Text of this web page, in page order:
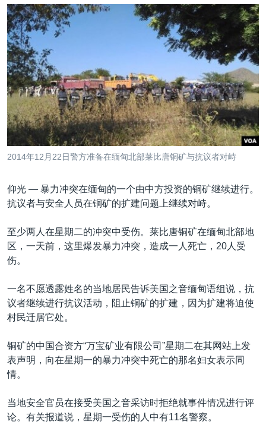
转
到
导
航
跳
转
到
检
索
最新国际新闻
印太
中东
欧洲
非洲
美洲
全球议题
分类新闻
经济·金融·贸易
人权·法律·宗教
科教·文娱·体健
军事
劳工
环境
美中关系
热点专题
白宫要闻
国会报道
美中关系
美国建国250周年
美国之音专访
重要讲话与声明
台海两岸关系
南中国海争端
关注新疆
GEN Z 看美国
VOA视频
VOA今日焦点
中文广播
关注我们
其他语言网站
2014年12月22日警方准备在缅甸北部莱比唐铜矿与抗议者对峙
仰光 — 暴力冲突在缅甸的一个由中方投资的铜矿继续进行。
抗议者与安全人员在铜矿的扩建问题上继续对峙。
至少两人在星期二的冲突中受伤。莱比唐铜矿在缅甸北部地
区，一天前，这里爆发暴力冲突，造成一人死亡，20人受
伤。
一名不愿透露姓名的当地居民告诉美国之音缅甸语组说，抗
议者继续进行抗议活动，阻止铜矿的扩建，因为扩建将迫使
村民迁居它处。
铜矿的中国合资方“万宝矿业有限公司”星期二在其网站上发
表声明，向在星期一的暴力冲突中死亡的那名妇女表示同
情。
当地安全官员在接受美国之音采访时拒绝就事件情况进行评
论。有关报道说，星期一受伤的人中有11名警察。